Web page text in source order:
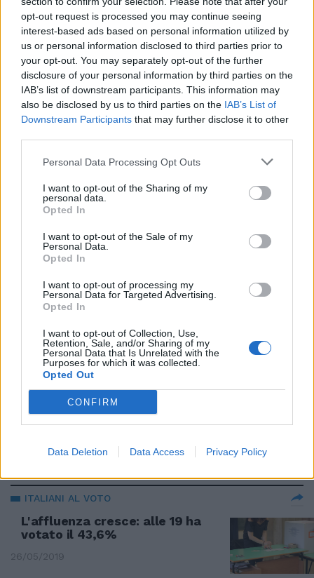
opt-out request is processed you may continue seeing
interest-based ads based on personal information utilized by
us or personal information disclosed to third parties prior to
your opt-out. You may separately opt-out of the further
disclosure of your personal information by third parties on the
IAB’s list of downstream participants. This information may
also be disclosed by us to third parties on the IAB’s List of
Downstream Participants that may further disclose it to other
Personal Data Processing Opt Outs
I want to opt-out of the Sharing of my
personal data.
Opted In
I want to opt-out of the Sale of my
Personal Data.
Opted In
I want to opt-out of processing my
Personal Data for Targeted Advertising.
Opted In
I want to opt-out of Collection, Use,
Retention, Sale, and/or Sharing of my
Personal Data that Is Unrelated with the
Purposes for which it was collected.
Opted Out
CONFIRM
Data Deletion Data Access Privacy Policy
CAOS BREXIT
Pioggia di ricorsi degli euro-
trombati
16/06/2019
RICORSO PERICOLOSO
Occhio, qui viene giù il Senato
16/06/2019
ELEZIONI
Seggi aperti dalle 7 fino alle 23
26/05/2019
IL PARLAMENTO UE
all'ombra di Brexit e sovranisti
26/05/2019
PROIEZIONI
Ppe primo ma la maggioranza
26/05/2019
ITALIANI AL VOTO
L'affluenza cresce: alle 19 ha
votato il 43,6%
26/05/2019